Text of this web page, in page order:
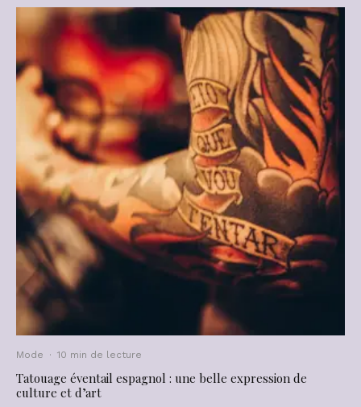
Mode · 10 min de lecture
Tatouage éventail espagnol : une belle expression de
culture et d’art